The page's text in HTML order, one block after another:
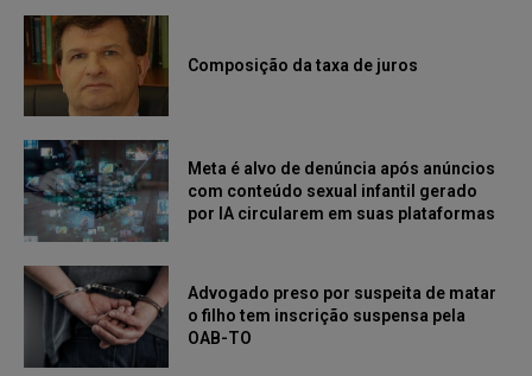
Composição da taxa de juros
Meta é alvo de denúncia após anúncios
com conteúdo sexual infantil gerado
por IA circularem em suas plataformas
Advogado preso por suspeita de matar
o filho tem inscrição suspensa pela
OAB-TO